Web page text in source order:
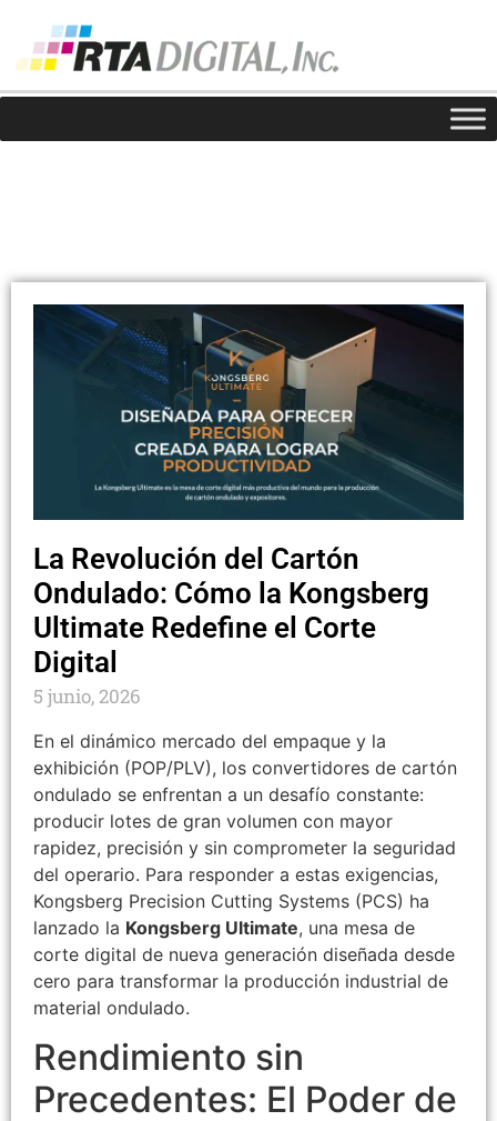
La Revolución del Cartón
Ondulado: Cómo la Kongsberg
Ultimate Redefine el Corte
Digital
5 junio, 2026
En el dinámico mercado del empaque y la
exhibición (POP/PLV), los convertidores de cartón
ondulado se enfrentan a un desafío constante:
producir lotes de gran volumen con mayor
rapidez, precisión y sin comprometer la seguridad
del operario. Para responder a estas exigencias,
Kongsberg Precision Cutting Systems (PCS) ha
lanzado la Kongsberg Ultimate, una mesa de
corte digital de nueva generación diseñada desde
cero para transformar la producción industrial de
material ondulado.
Rendimiento sin
Precedentes: El Poder de